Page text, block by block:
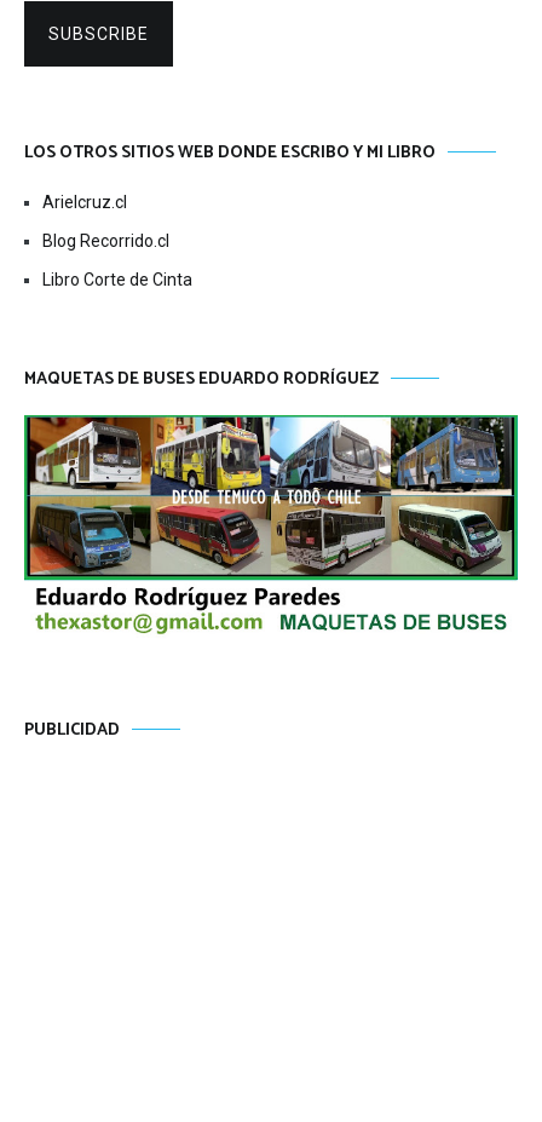
SUBSCRIBE
LOS OTROS SITIOS WEB DONDE ESCRIBO Y MI LIBRO
Arielcruz.cl
Blog Recorrido.cl
Libro Corte de Cinta
MAQUETAS DE BUSES EDUARDO RODRÍGUEZ
PUBLICIDAD